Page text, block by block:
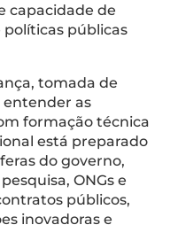
capacidade de
públicas
tomada de
entender as
formação técnica
está preparado
do governo,
ONGs e
públicos,
inovadoras e